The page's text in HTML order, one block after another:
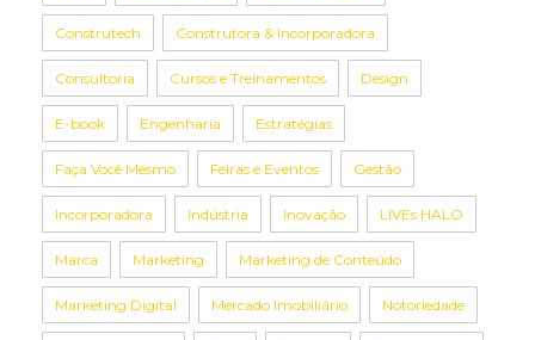
Construtech Construtora & Incorporadora
Consultoria Cursos e Treinamentos Design
E-book Engenharia Estratégias
Faça Você Mesmo Feiras e Eventos Gestão
Incorporadora Indústria Inovação LIVEs HALO
Marca Marketing Marketing de Conteúdo
Marketing Digital Mercado Imobiliário Notoriedade